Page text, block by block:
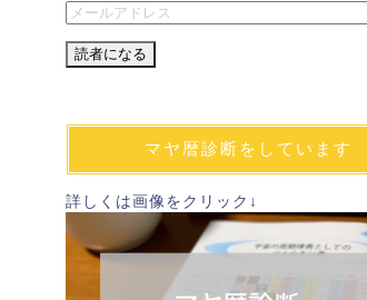
メ
ル
レ
マヤ暦診断をしています
詳しくは画像をクリック↓